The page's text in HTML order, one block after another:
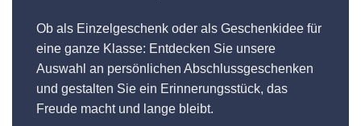
Ob als Einzelgeschenk oder als Geschenkidee für
eine ganze Klasse: Entdecken Sie unsere
Auswahl an persönlichen Abschlussgeschenken
und gestalten Sie ein Erinnerungsstück, das
Freude macht und lange bleibt.